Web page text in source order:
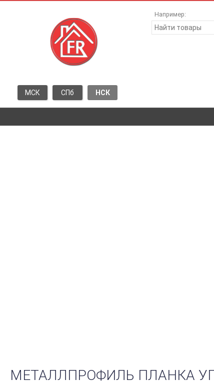
МСК СПб НСК
Например:
МЕТАЛЛПРОФИЛЬ ПЛАНКА